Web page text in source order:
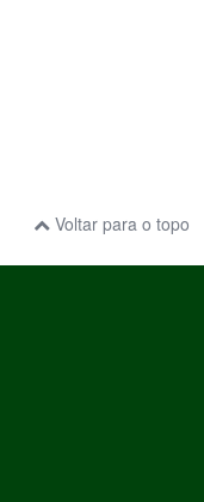
Voltar para o topo